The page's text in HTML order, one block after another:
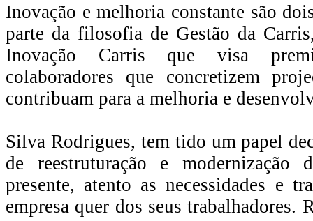
Inovação e melhoria constante são
parte da filosofia de Gestão da
Inovação Carris que visa
colaboradores que concretizem
contribuam para a melhoria e
Silva Rodrigues, tem tido um papel
de reestruturação e modernização
presente, atento as necessidades e
empresa quer dos seus trabalhadores.